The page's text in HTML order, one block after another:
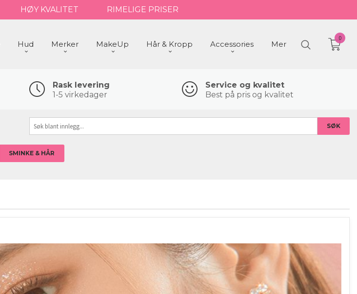
HØY KVALITET RIMELIGE PRISER
Hud Merker MakeUp Hår & Kropp Accessories Mer
0
Rask levering
1-5 virkedager
Service og kvalitet
Best på pris og kvalitet
SMINKE & HÅR